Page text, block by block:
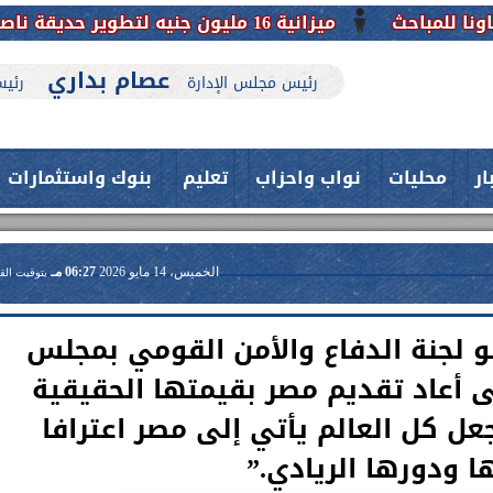
ميزانية 16 مليون جنيه لتطوير حديقة ناصر بأبوتيج.. نقلة حضارية تحافظ على تاريخها
رئيس مجلس الإدارة عصام بداري
محليات نواب واحزاب تعليم بنوك واستثمارات
الخميس، 14 مايو 2026 06:27 مـ بتوقيت
لجنة الدفاع والأمن القومي بمجلس
تقديم مصر بقيمتها الحقيقية
كل العالم يأتي إلى مصر اعترافا
ودورها الريادي.”
حدث بمستشفيات جامعة اسيوط....
فريق طبي بقسم الأنف والأذن